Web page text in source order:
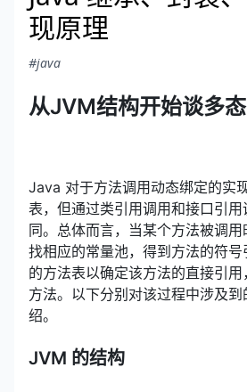
现原理
#java
从JVM结构开始谈多态
Java 对于方法调用动态绑定的实
表，但通过类引用调用和接口引
同。总体而言，当某个方法被调
找相应的常量池，得到方法的符
的方法表以确定该方法的直接引
方法。以下分别对该过程中涉及
绍。
JVM 的结构